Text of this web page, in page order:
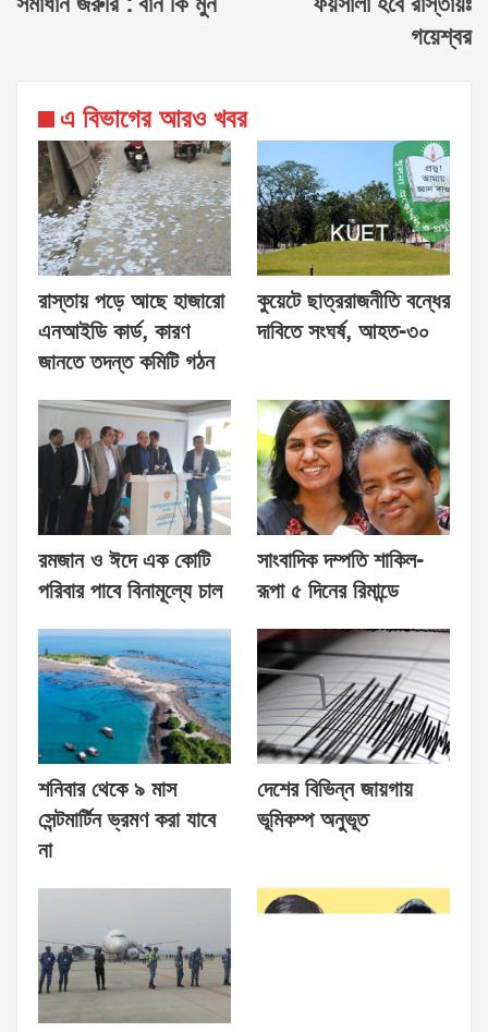
গয়েশ্বর
এ বিভাগের আরও খবর
রাস্তায় পড়ে আছে হাজারো
এনআইডি কার্ড, কারণ
জানতে তদন্ত কমিটি গঠন
কুয়েটে ছাত্ররাজনীতি বন্ধের
দাবিতে সংঘর্ষ, আহত-৩০
রমজান ও ঈদে এক কোটি
পরিবার পাবে বিনামূল্যে চাল
সাংবাদিক দম্পতি শাকিল-
রূপা ৫ দিনের রিমান্ডে
শনিবার থেকে ৯ মাস
সেন্টমার্টিন ভ্রমণ করা যাবে
না
দেশের বিভিন্ন জায়গায়
ভূমিকম্প অনুভূত